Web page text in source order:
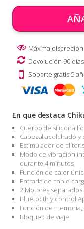
Máxima discreción
Devolución 90 días
Soporte gratis 5
En que destaca
Cuerpo de silicona
Cabezal acolchado y
Estimulador de
Modo de vibración
durante 4 minutos
Función de calor
Entrada de cable
2 Motores
Bluetooth y control
Función de
Bloqueo de viaje